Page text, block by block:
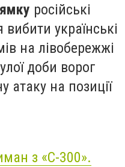
російські
українські
на лівобережжі
доби ворог
атаку на позиції
з «С-300».